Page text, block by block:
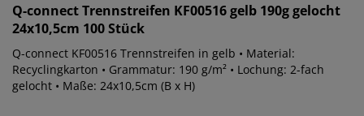
Q-connectTrennstreifen KF00516 gelb 190g gelocht
24x10,5cm 100 Stück
Q-connect KF00516 Trennstreifen in gelb • Material:
Recyclingkarton • Grammatur: 190 g/m² • Lochung: 2-fach
gelocht • Maße: 24x10,5cm (B x H)